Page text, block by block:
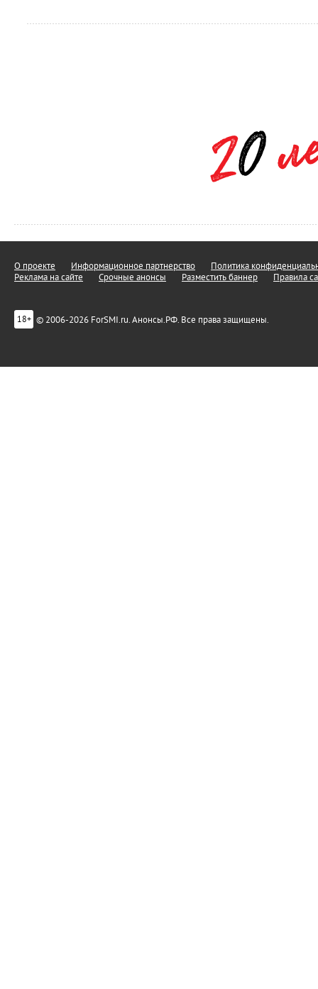
О проекте Информационное партнерство
Политика
Реклама на сайте
Срочные анонсы Разместить баннер Правила
18+ © 2006-2026 ForSMI.ru. Анонсы.РФ. Все права защищены.